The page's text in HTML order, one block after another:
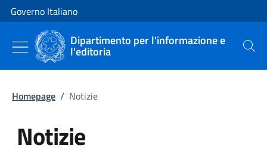
Vai al contenuto
Vai alla navigazione del sito
Governo Italiano
Dipartimento per l'informazione e
l'editoria Cerca
Homepage / Notizie
Notizie